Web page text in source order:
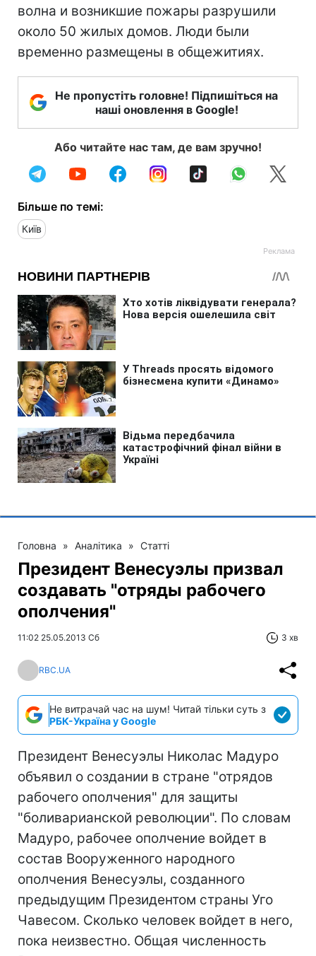
волна и возникшие пожары разрушили
около 50 жилых домов. Люди были
временно размещены в общежитиях.
Не пропустіть головне! Підпишіться на
наші оновлення в Google!
Або читайте нас там, де вам зручно!
Більше по темі:
Київ
Головна » Аналітика » Статті
Президент Венесуэлы призвал
создавать "отряды рабочего
ополчения"
11:02 25.05.2013 Сб 3 хв
RBC.UA
Не витрачай час на шум! Читай тільки суть з
РБК-Україна у Google
Президент Венесуэлы Николас Мадуро
объявил о создании в стране "отрядов
рабочего ополчения" для защиты
"боливарианской революции". По словам
Мадуро, рабочее ополчение войдет в
состав Вооруженного народного
ополчения Венесуэлы, созданного
предыдущим Президентом страны Уго
Чавесом. Сколько человек войдет в него,
пока неизвестно. Общая численность